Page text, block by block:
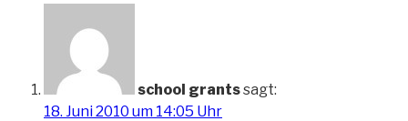
school grantssagt:
18. Juni 2010 um 14:05 Uhr